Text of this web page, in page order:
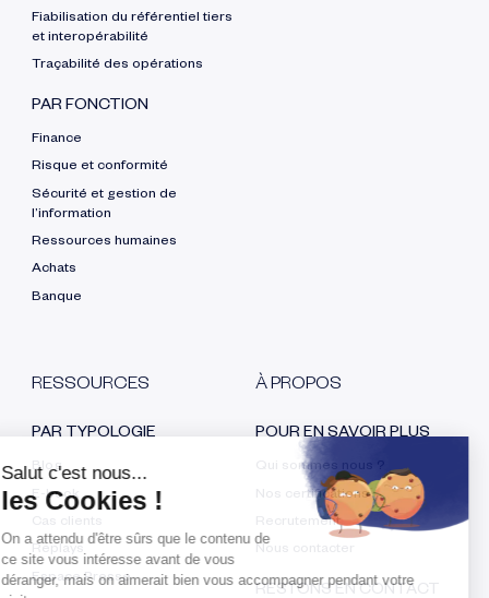
Fiabilisation du référentiel tiers
et interopérabilité
Traçabilité des opérations
PAR FONCTION
Finance
Risque et conformité
Sécurité et gestion de
l’information
Ressources humaines
Achats
Banque
RESSOURCES
PAR TYPOLOGIE
Blog
E-book
Cas clients
Replays
Espace Presse
À PROPOS
POUR EN SAVOIR PLUS
Qui sommes nous ?
Nos certifications
Recrutement
Nous contacter
RESTONS EN CONTACT